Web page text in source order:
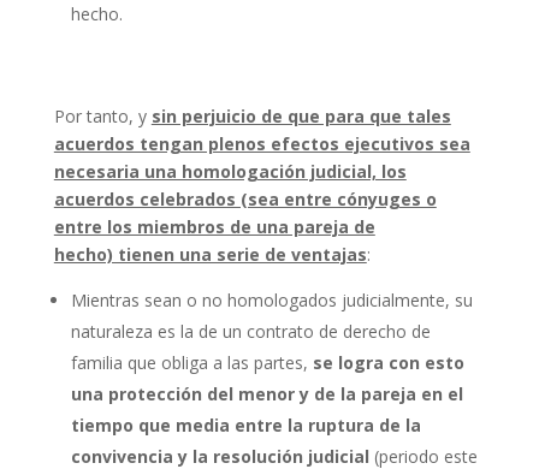
hecho.
Por tanto, y sin perjuicio de que para que tales
acuerdos tengan plenos efectos ejecutivos sea
necesaria una homologación judicial, los
acuerdos celebrados (sea entre cónyuges o
entre los miembros de una pareja de
hecho) tienen una serie de ventajas:
Mientras sean o no homologados judicialmente, su
naturaleza es la de un contrato de derecho de
familia que obliga a las partes, se logra con esto
una protección del menor y de la pareja en el
tiempo que media entre la ruptura de la
convivencia y la resolución judicial (periodo este